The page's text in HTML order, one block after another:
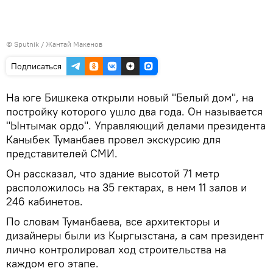
© Sputnik / Жантай Макенов
Подписаться
На юге Бишкека открыли новый "Белый дом", на
постройку которого ушло два года. Он называется
"Ынтымак ордо". Управляющий делами президента
Каныбек Туманбаев провел экскурсию для
представителей СМИ.
Он рассказал, что здание высотой 71 метр
расположилось на 35 гектарах, в нем 11 залов и
246 кабинетов.
По словам Туманбаева, все архитекторы и
дизайнеры были из Кыргызстана, а сам президент
лично контролировал ход строительства на
каждом его этапе.